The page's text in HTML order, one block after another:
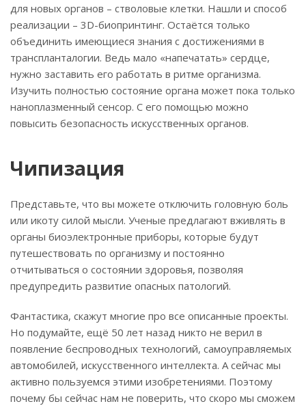
для новых органов – стволовые клетки. Нашли и способ
реализации – 3D-биопринтинг. Остаётся только
объединить имеющиеся знания с достижениями в
транспланталогии. Ведь мало «напечатать» сердце,
нужно заставить его работать в ритме организма.
Изучить полностью состояние органа может пока только
наноплазменный сенсор. С его помощью можно
повысить безопасность искусственных органов.
Чипизация
Представьте, что вы можете отключить головную боль
или икоту силой мысли. Ученые предлагают вживлять в
органы биоэлектронные приборы, которые будут
путешествовать по организму и постоянно
отчитываться о состоянии здоровья, позволяя
предупредить развитие опасных патологий.
Фантастика, скажут многие про все описанные проекты.
Но подумайте, ещё 50 лет назад никто не верил в
появление беспроводных технологий, самоуправляемых
автомобилей, искусственного интеллекта. А сейчас мы
активно пользуемся этими изобретениями. Поэтому
почему бы сейчас нам не поверить, что скоро мы сможем